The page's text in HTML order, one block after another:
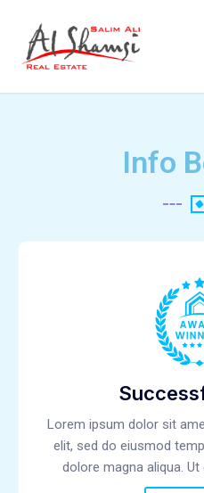
Info
Lorem ipsum dolor sit
elit, sed do eiusmod
dolore magna aliqua.